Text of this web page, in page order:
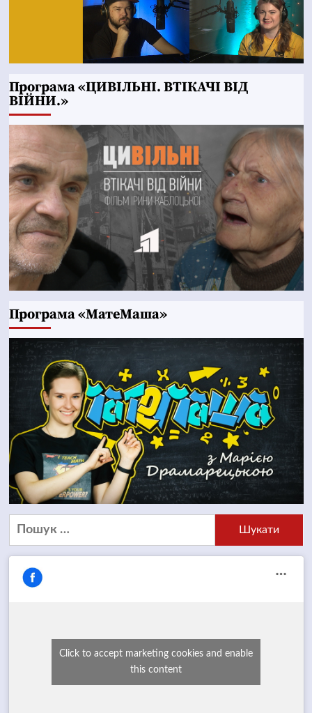
Програма «ЦИВІЛЬНІ. ВТІКАЧІ ВІД
ВІЙНИ.»
Програма «МатеМаша»
Пошук:
Click to accept marketing cookies and enable
this content